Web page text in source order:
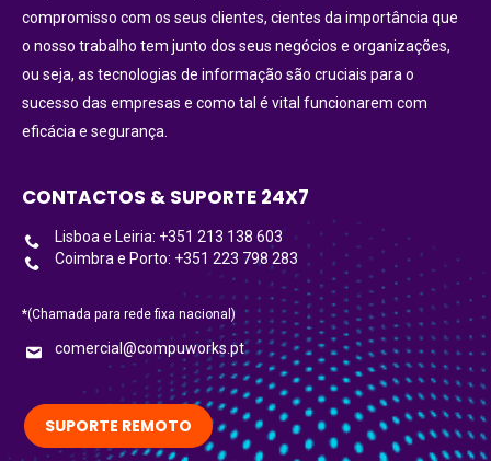
compromisso com os seus clientes, cientes da importância que
o nosso trabalho tem junto dos seus negócios e organizações,
ou seja, as tecnologias de informação são cruciais para o
sucesso das empresas e como tal é vital funcionarem com
eficácia e segurança.
CONTACTOS & SUPORTE 24X7
Lisboa e Leiria: +351 213 138 603
Coimbra e Porto: +351 223 798 283
*(Chamada para rede fixa nacional)
comercial@compuworks.pt
SUPORTE REMOTO